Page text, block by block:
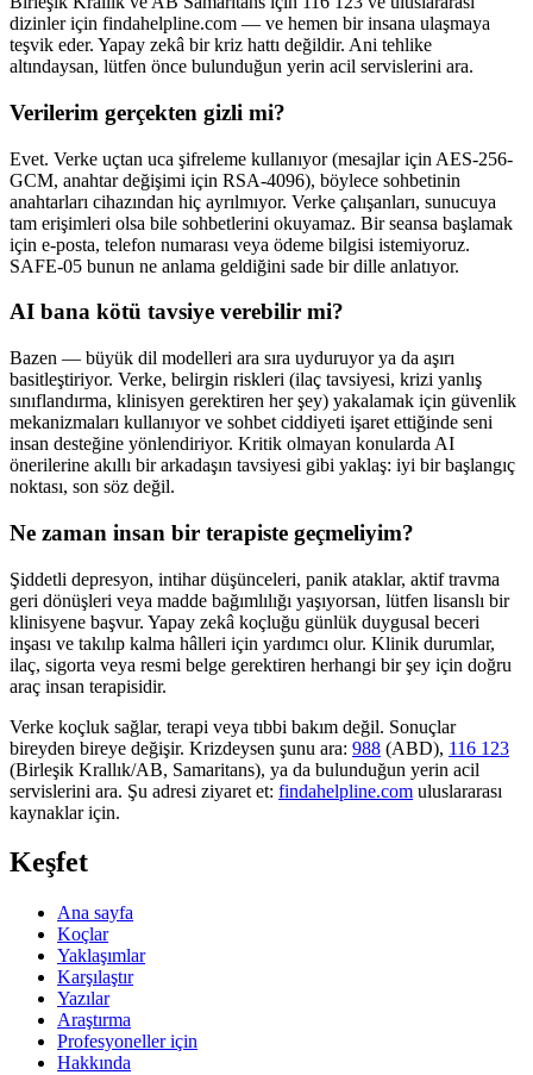
dizinler için findahelpline.com — ve hemen bir insana ulaşmaya
teşvik eder. Yapay zekâ bir kriz hattı değildir. Ani tehlike
altındaysan, lütfen önce bulunduğun yerin acil servislerini ara.
Verilerim gerçekten gizli mi?
Evet. Verke uçtan uca şifreleme kullanıyor (mesajlar için AES-256-
GCM, anahtar değişimi için RSA-4096), böylece sohbetinin
anahtarları cihazından hiç ayrılmıyor. Verke çalışanları, sunucuya
tam erişimleri olsa bile sohbetlerini okuyamaz. Bir seansa başlamak
için e-posta, telefon numarası veya ödeme bilgisi istemiyoruz.
SAFE-05 bunun ne anlama geldiğini sade bir dille anlatıyor.
AI bana kötü tavsiye verebilir mi?
Bazen — büyük dil modelleri ara sıra uyduruyor ya da aşırı
basitleştiriyor. Verke, belirgin riskleri (ilaç tavsiyesi, krizi yanlış
sınıflandırma, klinisyen gerektiren her şey) yakalamak için güvenlik
mekanizmaları kullanıyor ve sohbet ciddiyeti işaret ettiğinde seni
insan desteğine yönlendiriyor. Kritik olmayan konularda AI
önerilerine akıllı bir arkadaşın tavsiyesi gibi yaklaş: iyi bir başlangıç
noktası, son söz değil.
Ne zaman insan bir terapiste geçmeliyim?
Şiddetli depresyon, intihar düşünceleri, panik ataklar, aktif travma
geri dönüşleri veya madde bağımlılığı yaşıyorsan, lütfen lisanslı bir
klinisyene başvur. Yapay zekâ koçluğu günlük duygusal beceri
inşası ve takılıp kalma hâlleri için yardımcı olur. Klinik durumlar,
ilaç, sigorta veya resmi belge gerektiren herhangi bir şey için doğru
araç insan terapisidir.
Verke koçluk sağlar, terapi veya tıbbi bakım değil. Sonuçlar
bireyden bireye değişir. Krizdeysen şunu ara: 988 (ABD), 116 123
(Birleşik Krallık/AB, Samaritans), ya da bulunduğun yerin acil
servislerini ara. Şu adresi ziyaret et: findahelpline.com uluslararası
kaynaklar için.
Keşfet
Ana sayfa
Koçlar
Yaklaşımlar
Karşılaştır
Yazılar
Araştırma
Profesyoneller için
Hakkında